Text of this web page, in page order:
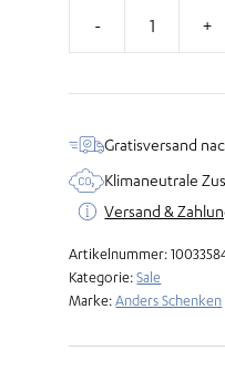
€
Schlüsselanhänger
Glückwunsch
Gratisversand
Klimaneutrale
Versand &
Artikelnummer:
Kategorie:Sale
Marke:Anders Schenken